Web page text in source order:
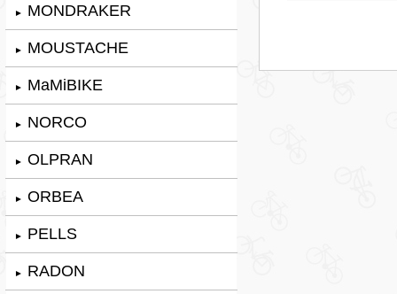
► MONDRAKER
► MOUSTACHE
► MaMiBIKE
► NORCO
► OLPRAN
► ORBEA
► PELLS
► RADON